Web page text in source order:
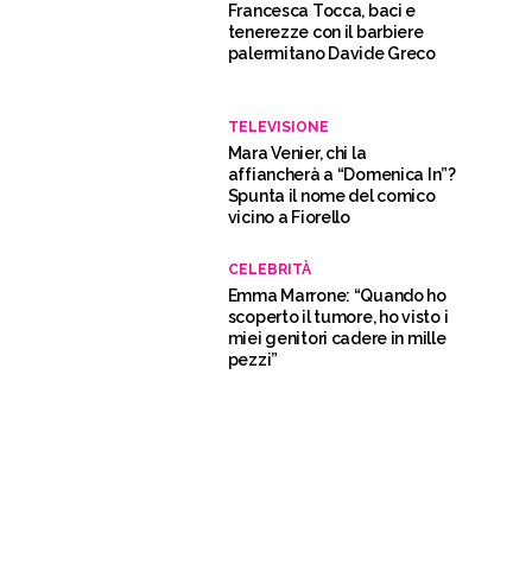
Francesca Tocca, baci e
tenerezze con il barbiere
palermitano Davide Greco
TELEVISIONE
Mara Venier, chi la
affiancherà a “Domenica In”?
Spunta il nome del comico
vicino a Fiorello
CELEBRITÀ
Emma Marrone: “Quando ho
scoperto il tumore, ho visto i
miei genitori cadere in mille
pezzi”